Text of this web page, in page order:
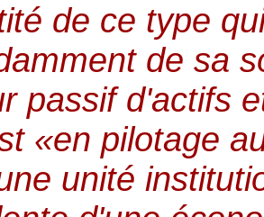
de ce type
de sa
passif d'actifs
«en pilotage
unité